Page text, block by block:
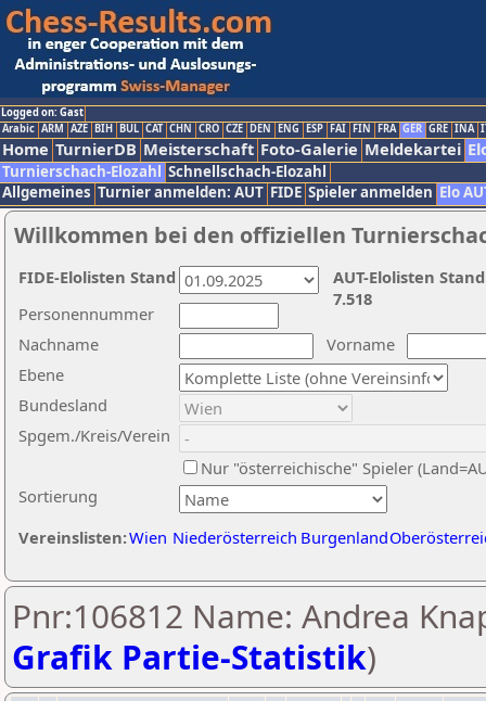
Logged on: Gast
Arabic ARM AZE BIH BUL CAT CHN CRO CZE DEN ENG ESP FAI FIN FRA GER GRE INA
Home TurnierDB Meisterschaft Foto-Galerie Meldekartei
Turnierschach-Elozahl Schnellschach-Elozahl
Allgemeines Turnier anmelden: AUT FIDE Spieler anmelden Elo
Willkommen bei den offiziellen
Nachname
Vorname
Ebene
Sortierung
Personennummer
Bundesland
Spgem./Kreis/Verein
Nur "österreichische" Spieler
Vereinslisten:Wien Niederösterreich Burgenland
AUT-Elolisten
7.518
FIDE-Elolisten Stand
Pnr:106812 Name: Andrea
Grafik Partie-Statistik)